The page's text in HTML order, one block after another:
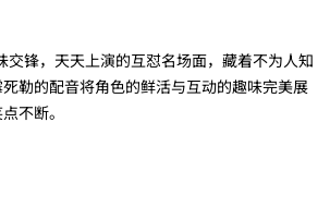
交锋，天天上演的互怼名场面，藏着不为人知
勒的配音将角色的鲜活与互动的趣味完美展
不断。